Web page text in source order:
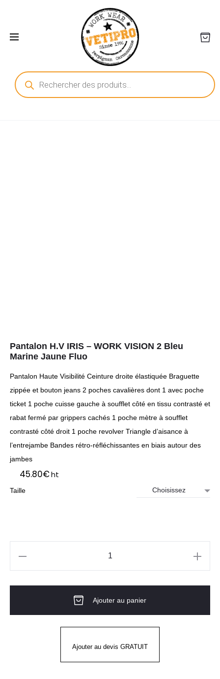
Recherche
de
produits
Pantalon H.V IRIS – WORK VISION 2 Bleu
Marine Jaune Fluo
Pantalon Haute Visibilité Ceinture droite élastiquée Braguette
zippée et bouton jeans 2 poches cavalières dont 1 avec poche
ticket 1 poche cuisse gauche à soufflet côté en tissu contrasté et
rabat fermé par grippers cachés 1 poche mètre à soufflet
contrasté côté droit 1 poche revolver Triangle d’aisance à
l’entrejambe Bandes rétro-réfléchissantes en biais autour des
jambes
45.80€ht
Taille
IRIS
Ajouter au panier
Ajouter au devis GRATUIT